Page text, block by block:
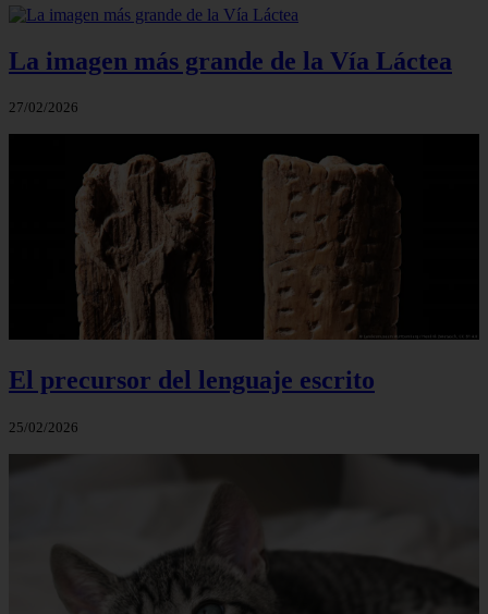
La imagen más grande de la Vía Láctea
27/02/2026
El precursor del lenguaje escrito
25/02/2026